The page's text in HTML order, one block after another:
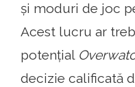
și moduri de joc
Acest lucru ar
potențial
decizie calificată